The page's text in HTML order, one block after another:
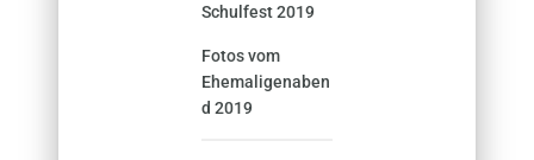
Schulfest 2019
Fotos vom
Ehemaligenaben
d 2019